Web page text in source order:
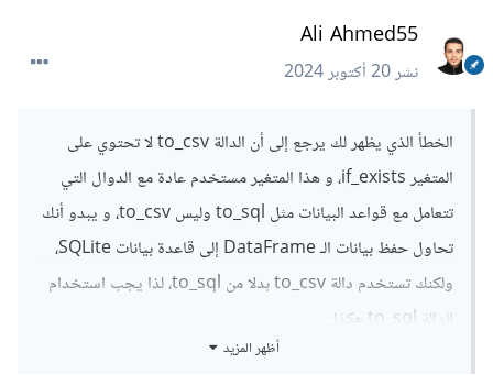
Ali Ahmed55
نشر20 أكتوبر 2024
الخطأ الذي يظهر لك يرجع إلى أن الدالة to_csv لا تحتوي على
المتغير if_exists، و هذا المتغير مستخدم عادة مع الدوال التي
تتعامل مع قواعد البيانات مثل to_sql وليس to_csv، و يبدو أنك
تحاول حفظ بيانات الـ DataFrame إلى قاعدة بيانات SQLite،
ولكنك تستخدم دالة to_csv بدلا من to_sql، لذا يجب استخدام
الدالة to_sql هكذا:
أظهر المزيد